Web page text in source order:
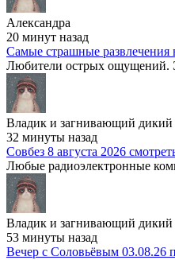
Александра
20 минут назад
Самые страшные
Любители острых ощущений.
Владик и загнивающий дикий
32 минуты назад
Совбез 8 августа 2026
Любые радиоэлектронные
Владик и загнивающий дикий
53 минуты назад
Вечер с Соловьёвым 03.08.26